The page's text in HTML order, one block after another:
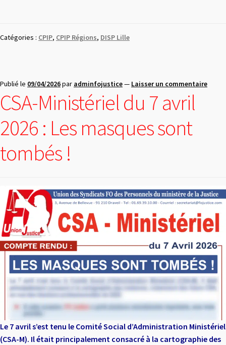
Catégories : CPIP, CPIP Régions, DISP Lille
Publié le 09/04/2026par adminfojustice— Laisser un commentaire
CSA-Ministériel du 7 avril
2026 : Les masques sont
tombés !
Le 7 avril s’est tenu le Comité Social d’Administration Ministériel
(CSA-M). Il était principalement consacré à la cartographie des